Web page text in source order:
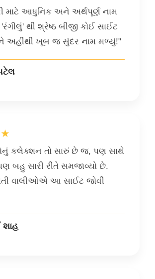
માટે આધુનિક અને અર્થપૂર્ણ નામ
'રંગીલું' થી શ્રેષ્ઠ બીજી કોઈ સાઈટ
અહીંથી ખૂબ જ સુંદર નામ મળ્યું!"
કલેક્શન તો સારું છે જ, પણ સાથે
બહુ સારી રીતે સમજાવ્યો છે.
વાલીઓએ આ સાઈટ જોવી
શાહ